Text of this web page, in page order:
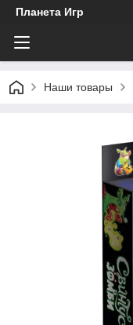
Планета Игр
Наши товары